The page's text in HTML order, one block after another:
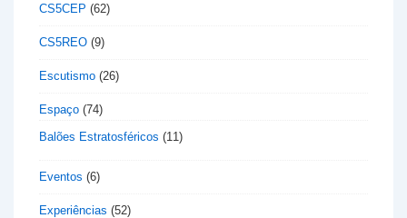
CS5CEP (62)
CS5REO (9)
Escutismo (26)
Espaço (74)
Balões Estratosféricos (11)
Eventos (6)
Experiências (52)